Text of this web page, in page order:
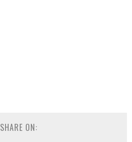
SHARE ON: